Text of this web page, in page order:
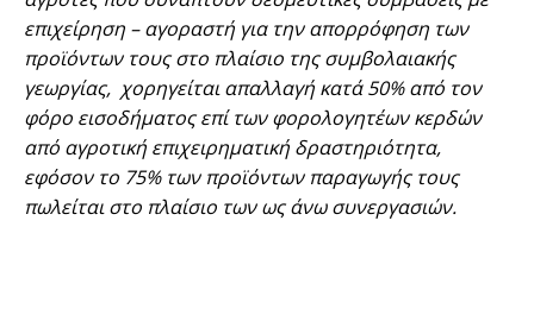
επιχείρηση – αγοραστή για την απορρόφηση των
προϊόντων τους στο πλαίσιο της συμβολαιακής
γεωργίας, χορηγείται απαλλαγή κατά 50% από τον
φόρο εισοδήματος επί των φορολογητέων κερδών
από αγροτική επιχειρηματική δραστηριότητα,
εφόσον το 75% των προϊόντων παραγωγής τους
πωλείται στο πλαίσιο των ως άνω συνεργασιών.